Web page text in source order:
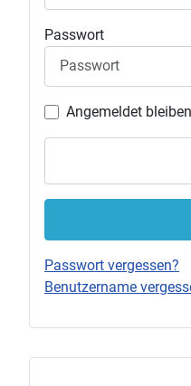
Passwort
Angemeldet bleiben
Passwort vergessen?
Benutzername